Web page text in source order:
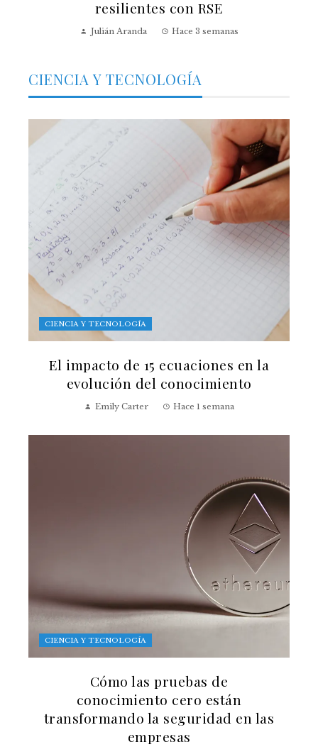
resilientes con RSE
Julián Aranda Hace 3 semanas
CIENCIA Y TECNOLOGÍA
CIENCIA Y TECNOLOGÍA
El impacto de 15 ecuaciones en la
evolución del conocimiento
Emily Carter Hace 1 semana
CIENCIA Y TECNOLOGÍA
Cómo las pruebas de
conocimiento cero están
transformando la seguridad en las
empresas